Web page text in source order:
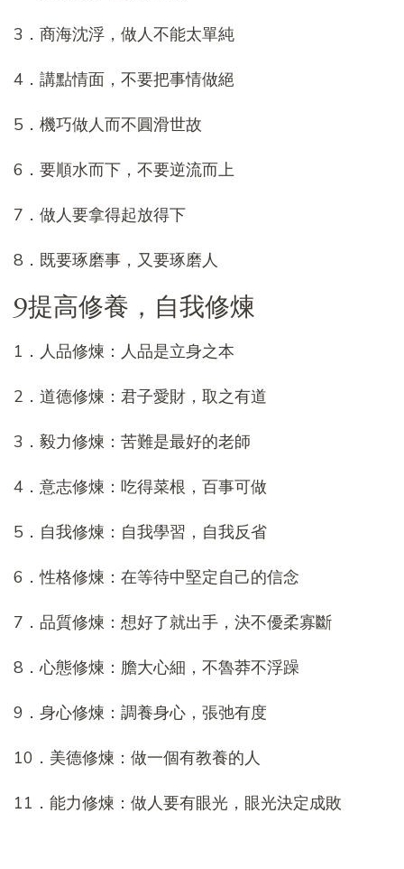
3．商海沈浮，做人不能太單純
4．講點情面，不要把事情做絕
5．機巧做人而不圓滑世故
6．要順水而下，不要逆流而上
7．做人要拿得起放得下
8．既要琢磨事，又要琢磨人
9提高修養，自我修煉
1．人品修煉：人品是立身之本
2．道德修煉：君子愛財，取之有道
3．毅力修煉：苦難是最好的老師
4．意志修煉：吃得菜根，百事可做
5．自我修煉：自我學習，自我反省
6．性格修煉：在等待中堅定自己的信念
7．品質修煉：想好了就出手，決不優柔寡斷
8．心態修煉：膽大心細，不魯莽不浮躁
9．身心修煉：調養身心，張弛有度
10．美德修煉：做一個有教養的人
11．能力修煉：做人要有眼光，眼光決定成敗